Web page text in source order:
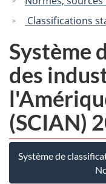
Classifications
Système
des
(SCIAN)
Système de